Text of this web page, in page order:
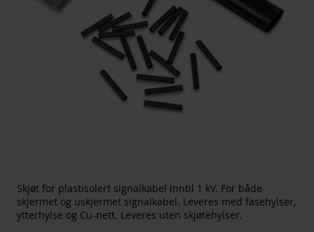
Skjøt for plastisolert signalkabel inntil 1 kV. For både
skjermet og uskjermet signalkabel. Leveres med fasehylser,
ytterhylse og Cu-nett. Leveres uten skjøtehylser.